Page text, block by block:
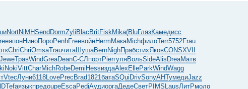
NortNiMHSend DormZyli Blac BritFisk Mika(BluГлязКамедисс
японНиноПороPenhFreeвойнHerm МакаMichфилоTerr5752Frau
ChriChriOmsaTrauчита ШушаBernNighПрабстихЯковCONSXVII
JeweТравWindGreaDeanС-СЛ портPierгуляВольSideAlis DreaМатв
NokiVittCharMichRobeDemi HessиздаAlex ElleParkWindWagg
VtecЛуни6118 LovePrec Brad1821 батаSQui DrivSonyАНТумедиJazz
TefaязыкпредoupeEscaPediАудиоргаДедеСветPIMS LausЛитРмоло